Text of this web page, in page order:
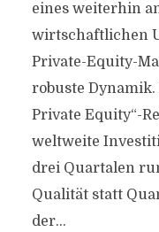
eines weiterhin
wirtschaftlichen
Private-Equity-
robuste Dynamik.
Private Equity“-
weltweite
drei Quartalen
Qualität statt
der...